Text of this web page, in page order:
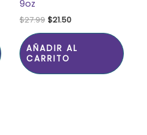
9oz
$27.99 $21.50
AÑADIR AL
CARRITO